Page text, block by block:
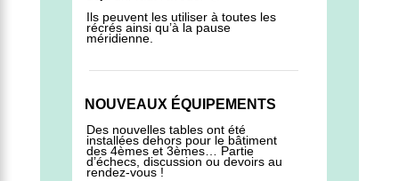
Ils peuvent les utiliser à toutes les
récrés ainsi qu’à la pause
méridienne.
NOUVEAUX ÉQUIPEMENTS
Des nouvelles tables ont été
installées dehors pour le bâtiment
des 4èmes et 3èmes… Partie
d’échecs, discussion ou devoirs au
rendez-vous !